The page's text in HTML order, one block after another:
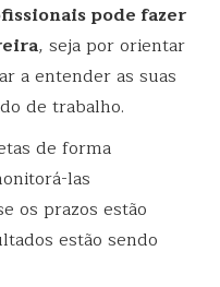
pode fazer
, seja por orientar
a entender as suas
de trabalho.
de forma
las
os prazos estão
estão sendo